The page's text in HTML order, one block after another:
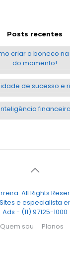
Posts recentes
criar o boneco
do momento!
de sucesso e
financeira
All Rights
e especialista
Ads - (11) 97125-1000
Quem sou Planos